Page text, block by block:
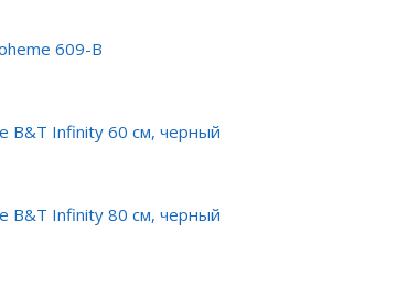
609-B
B&T Infinity 60 см, черный
B&T Infinity 80 см, черный